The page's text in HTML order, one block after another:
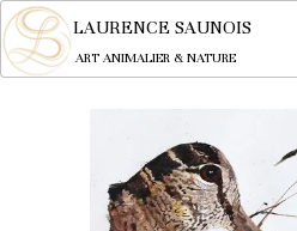
LAURENCE SAUNOIS
ART ANIMALIER & NATURE
NYMPHEUS LUMINANSIS.
OEUVRES